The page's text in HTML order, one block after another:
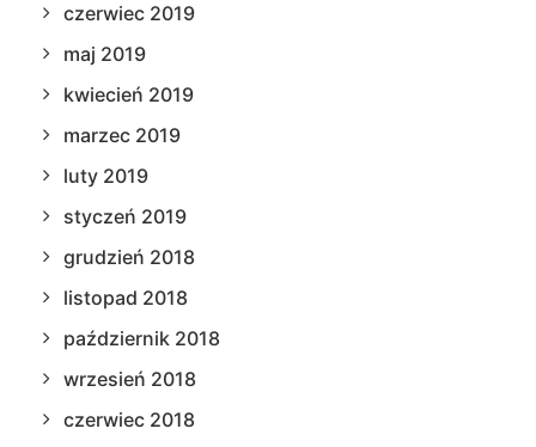
czerwiec 2019
maj 2019
kwiecień 2019
marzec 2019
luty 2019
styczeń 2019
grudzień 2018
listopad 2018
październik 2018
wrzesień 2018
czerwiec 2018